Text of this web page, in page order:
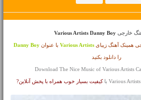
خارجیVarious Artists Danny Boy
همینک آهنگ زیبایVarious Artists با عنوانDanny Boy
را دانلود بکنید
کیفیت بسیار خوب همراه با پخش آنلاین?